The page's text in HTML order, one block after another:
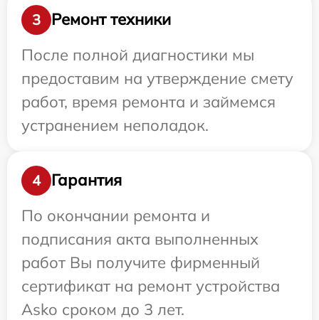
3
Ремонт техники
После полной диагностики мы
предоставим на утверждение смету
работ, время ремонта и займемся
устранением неполадок.
4
Гарантия
По окончании ремонта и
подписания акта выполненных
работ Вы получите фирменный
сертификат на ремонт устройства
Asko сроком до 3 лет.